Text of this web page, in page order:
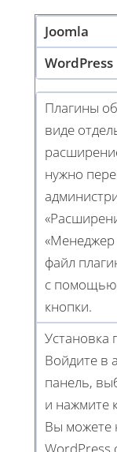
Joomla
WordPress
Плагины
виде
нужно
«Менеджер
файл
с помощью
кнопки.
Установка
Войдите в
панель,
и нажмите
Вы можете